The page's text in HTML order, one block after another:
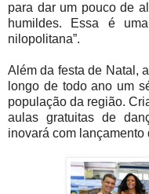
para dar um pouco de
humildes. Essa é
nilopolitana”.
Além da festa de Natal,
longo de todo ano um
população da região.
aulas gratuitas de
inovará com lançamento